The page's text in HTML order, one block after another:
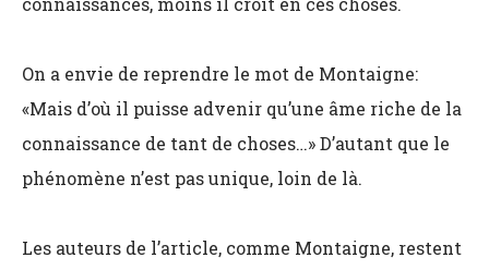
On a envie de reprendre le mot de Montaigne:
«Mais d’où il puisse advenir qu’une âme riche de la
connaissance de tant de choses…» D’autant que le
phénomène n’est pas unique, loin de là.
Les auteurs de l’article, comme Montaigne, restent